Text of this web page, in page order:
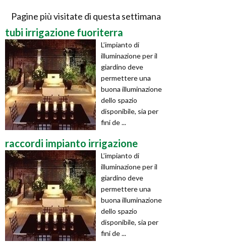
Pagine più visitate di questa settimana
tubi irrigazione fuoriterra
L’impianto di
illuminazione per il
giardino deve
permettere una
buona illuminazione
dello spazio
disponibile, sia per
fini de ...
raccordi impianto irrigazione
L’impianto di
illuminazione per il
giardino deve
permettere una
buona illuminazione
dello spazio
disponibile, sia per
fini de ...